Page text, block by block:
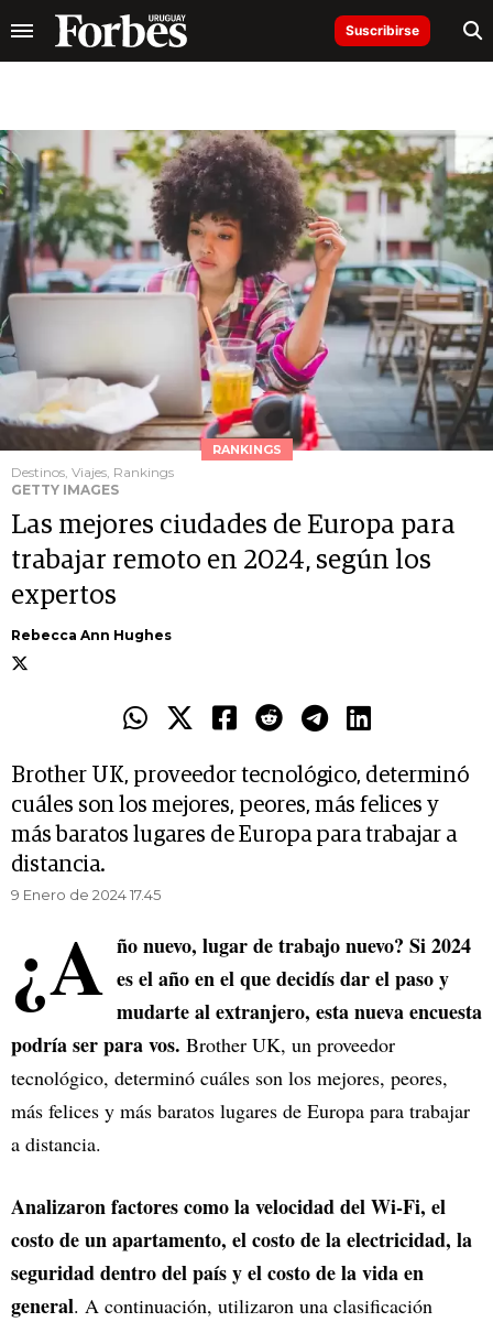
Suscribirse
RANKINGS
Destinos, Viajes, Rankings
GETTY IMAGES
Las mejores ciudades de Europa para
trabajar remoto en 2024, según los
expertos
Rebecca Ann Hughes
Brother UK, proveedor tecnológico, determinó
cuáles son los mejores, peores, más felices y
más baratos lugares de Europa para trabajar a
distancia.
9 Enero de 2024 17.45
¿A ño nuevo, lugar de trabajo nuevo? Si 2024
es el año en el que decidís dar el paso y
mudarte al extranjero, esta nueva encuesta
podría ser para vos. Brother UK, un proveedor
tecnológico, determinó cuáles son los mejores, peores,
más felices y más baratos lugares de Europa para trabajar
a distancia.
Analizaron factores como la velocidad del Wi-Fi, el
costo de un apartamento, el costo de la electricidad, la
seguridad dentro del país y el costo de la vida en
general. A continuación, utilizaron una clasificación